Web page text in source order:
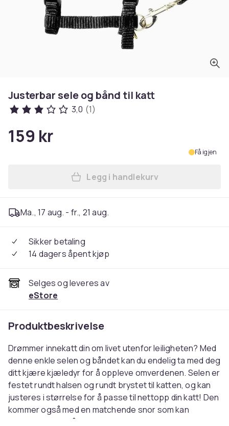
Justerbar sele og bånd til katt
3,0 (1)
159 kr
Få igjen
Legg Justerbar sele og
Legg i handlekurv
Ma., 17 aug. - fr., 21 aug.
Sikker betaling
14 dagers åpent kjøp
Selges og leveres av
eStore
Produktbeskrivelse
Drømmer innekatt din om livet utenfor leiligheten? Med
denne enkle selen og båndet kan du endelig ta med deg
ditt kjære kjæledyr for å oppleve omverdenen. Selen er
festet rundt halsen og rundt brystet til katten, og kan
justeres i størrelse for å passe til nettopp din katt! Den
kommer også med en matchende snor som kan
knappes av og på selen.